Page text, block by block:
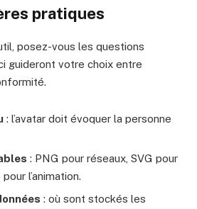
pratiques
posez-vous les questions
guideront votre choix entre
: l’avatar doit évoquer la personne
: PNG pour réseaux, SVG pour
l’animation.
: où sont stockés les